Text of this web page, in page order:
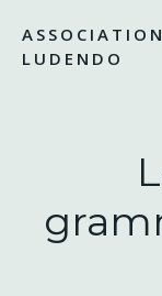
ASSOCIATION
LUDENDO